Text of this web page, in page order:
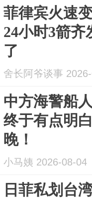
菲律宾火速
24小时3箭齐
了
舍长阿爷谈事
中方海警船
终于有点明
晚！
小马姨 2026-08-04
日菲私划台